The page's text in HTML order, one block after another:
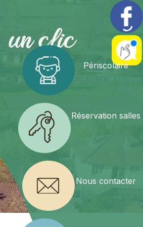
Périscolaire
Réservation salles
Nous contacter